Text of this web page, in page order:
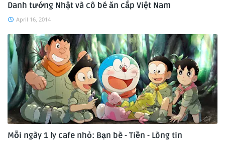
Danh tướng Nhật và cô bé ăn cắp Việt Nam
April 16, 2014
Mỗi ngày 1 ly cafe nhỏ: Bạn bè - Tiền - Lòng tin